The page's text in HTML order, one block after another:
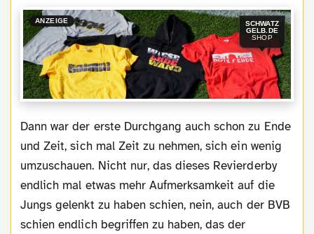
ANZEIGE
SCHWATZ
GELB.DE
SHOP
Dann war der erste Durchgang auch schon zu Ende
und Zeit, sich mal Zeit zu nehmen, sich ein wenig
umzuschauen. Nicht nur, das dieses Revierderby
endlich mal etwas mehr Aufmerksamkeit auf die
Jungs gelenkt zu haben schien, nein, auch der BVB
schien endlich begriffen zu haben, das der